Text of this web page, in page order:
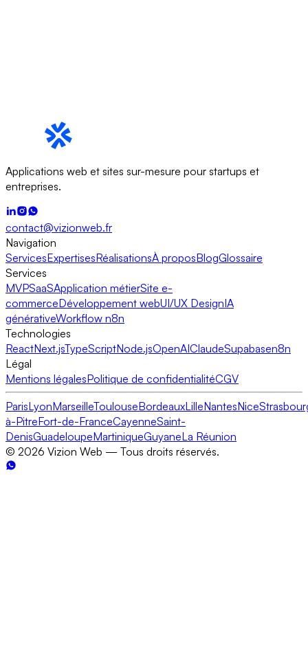
Applications web et sites sur-mesure pour startups et
entreprises.
contact@vizionweb.fr
Navigation
ServicesExpertisesRéalisationsÀ proposBlogGlossaire
Services
MVPSaaSApplication métierSite e-
commerceDéveloppement webUI/UX DesignIA
générativeWorkflow n8n
Technologies
ReactNext.jsTypeScriptNode.jsOpenAIClaudeSupabasen8n
Légal
Mentions légalesPolitique de confidentialitéCGV
ParisLyonMarseilleToulouseBordeauxLilleNantesNice
à-PitreFort-de-FranceCayenneSaint-
DenisGuadeloupeMartiniqueGuyaneLa Réunion
© 2026 Vizion Web — Tous droits réservés.